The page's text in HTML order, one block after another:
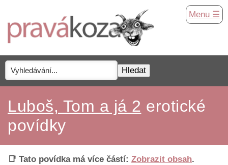
Menu ☰
Luboš, Tom a já 2 erotické
povídky
📑 Tato povídka má více částí: Zobrazit obsah.